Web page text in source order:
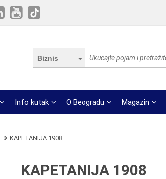
Biznis
Info kutak O Beogradu Magazin
KAPETANIJA 1908
KAPETANIJA 1908